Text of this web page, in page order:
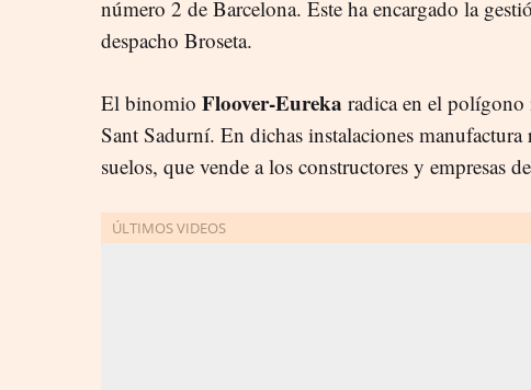
número 2 de Barcelona. Este ha encargado la
despacho Broseta.
El binomio Floover-Eureka radica en el
Sant Sadurní. En dichas instalaciones manufactura
suelos, que vende a los constructores y empresas